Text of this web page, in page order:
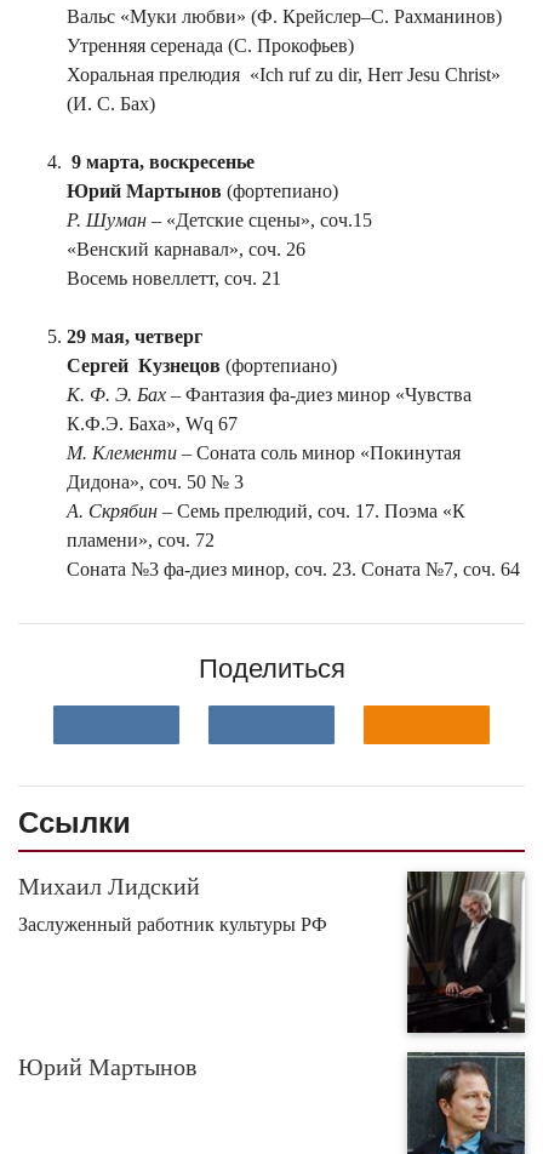
Вальс «Муки любви» (Ф. Крейслер–С. Рахманинов)
Утренняя серенада (С. Прокофьев)
Хоральная прелюдия «Ich ruf zu dir, Herr Jesu Christ»
(И. С. Бах)
9 марта, воскресенье
Юрий Мартынов (фортепиано)
Р. Шуман – «Детские сцены», соч.15
«Венский карнавал», соч. 26
Восемь новеллетт, соч. 21
29 мая, четверг
Сергей Кузнецов (фортепиано)
К. Ф. Э. Бах – Фантазия фа-диез минор «Чувства
К.Ф.Э. Баха», Wq 67
М. Клементи – Соната соль минор «Покинутая
Дидона», соч. 50 № 3
А. Скрябин – Семь прелюдий, соч. 17. Поэма «К
пламени», соч. 72
Соната №3 фа-диез минор, соч. 23. Соната №7, соч. 64
Поделиться
Ссылки
Михаил Лидский
Заслуженный работник культуры РФ
Юрий Мартынов